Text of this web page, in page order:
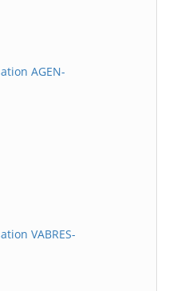
AGEN-
VABRES-